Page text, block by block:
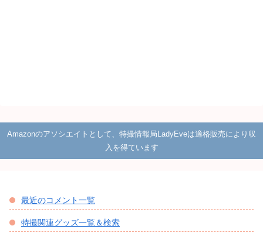
Amazonのアソシエイトとして、特撮情報局LadyEveは適格販売により収
入を得ています
最近のコメント一覧
特撮関連グッズ一覧＆検索